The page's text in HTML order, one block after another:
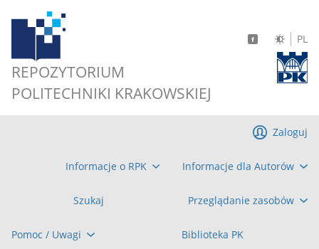
REPOZYTORIUM
POLITECHNIKI KRAKOWSKIEJ
PL
Informacje o RPK Informacje dla Autorów
Szukaj Przeglądanie zasobów
Pomoc / Uwagi Biblioteka PK
Zaloguj